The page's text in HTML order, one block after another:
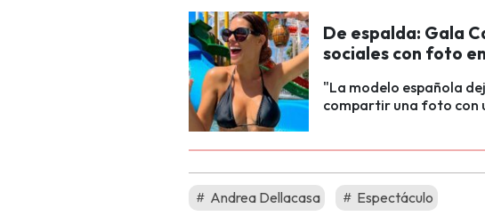
De espalda: Gala
sociales con foto
"La modelo española
compartir una foto con
Andrea Dellacasa Espectáculo